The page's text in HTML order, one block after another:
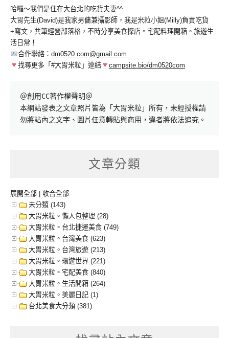
哈囉～我們是住在大台北的吃貨夫妻^^
大胃先生(David)是我家男傭兼攝影師，我是米粒小姐(Milly)負責吃貨
+寫文，共筆經營部落格，不時分享美食探店。宅配料理開箱。旅遊生
活日常！
合作聯絡： dm0520.com@gmail.com
找尋更多「#大胃米粒」連結
campsite.bio/dm0520com
＠創用CC著作權聲明＠
本網站發表之文章照片皆為「大胃米粒」所有，未經授權請
勿將站內之文字、圖片任意轉貼與商用，違者將依法追究。
文章分類
展開全部 | 收合全部
未分類 (143)
大胃米粒。懶人包整理 (28)
大胃米粒。台北捷運美食 (749)
大胃米粒。台灣美食 (623)
大胃米粒。台灣旅遊 (213)
大胃米粒。環遊世界 (221)
大胃米粒。宅配美食 (840)
大胃米粒。生活開箱 (264)
大胃米粒。美麗日記 (1)
台北美食大分類 (381)